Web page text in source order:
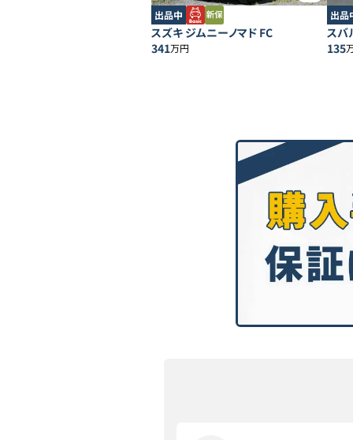
出品中
スズキ ジムニーノマド FC
341万円
出品
スバ
135